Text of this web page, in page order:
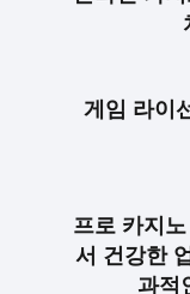
게임 라이
프로 카지
서 건강한
과적